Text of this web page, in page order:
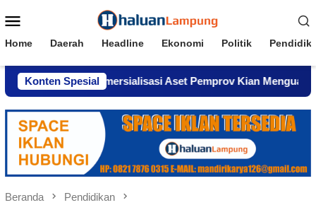
ke
Mobile
Home Daerah Headline Ekonomi Politik
Konten Spesial
Komersialisasi Aset Pemprov Kian Menguat
Beranda Pendidikan